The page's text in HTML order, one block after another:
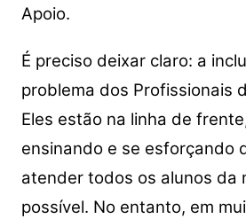
Apoio.
É preciso deixar claro: a
problema dos Profissionais
Eles estão na linha de
ensinando e se esforçando
atender todos os alunos da
possível. No entanto, em